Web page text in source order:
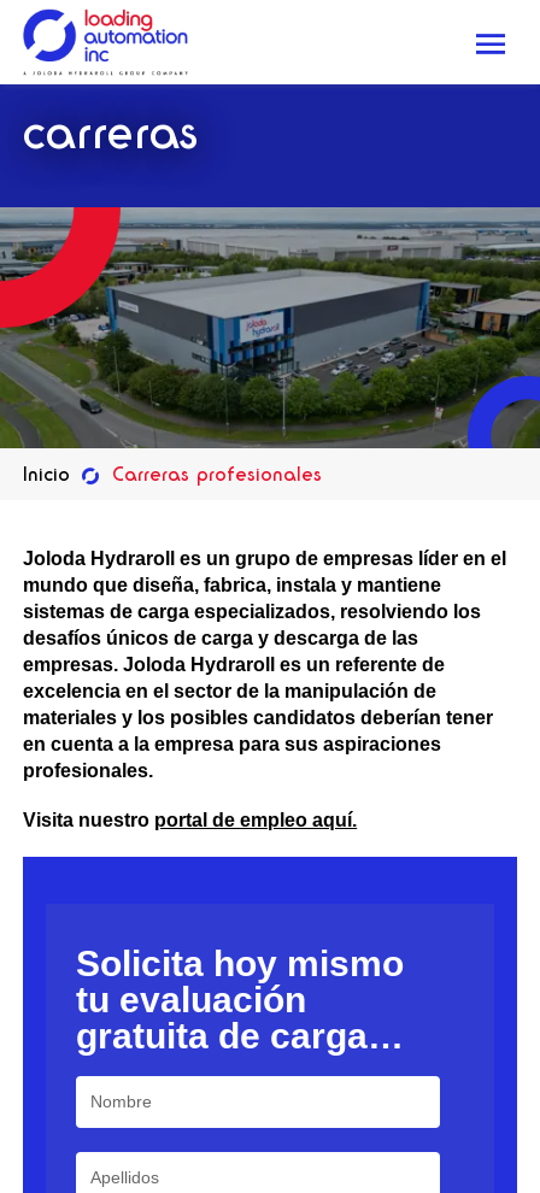
Loading
Inc
carreras
Inicio Carreras profesionales
Joloda Hydraroll es un grupo de empresas líder en el
mundo que diseña, fabrica, instala y mantiene
sistemas de carga especializados, resolviendo los
desafíos únicos de carga y descarga de las
empresas. Joloda Hydraroll es un referente de
excelencia en el sector de la manipulación de
materiales y los posibles candidatos deberían tener
en cuenta a la empresa para sus aspiraciones
profesionales.
Visita nuestro portal de empleo aquí.
Solicita hoy mismo
tu evaluación
gratuita de carga…